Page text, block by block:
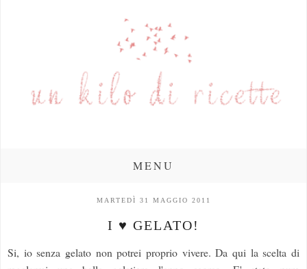
MENU
MARTEDÌ 31 MAGGIO 2011
I ♥ GELATO!
Si, io senza gelato non potrei proprio vivere. Da qui la scelta di